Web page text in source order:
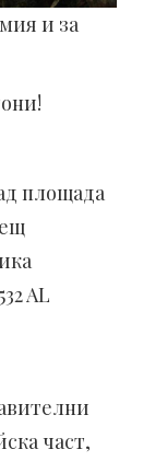
и за
площада
AL
част,